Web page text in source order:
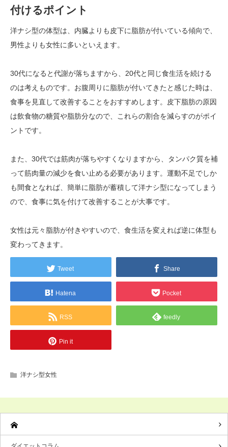
付けるポイント
洋ナシ型の体型は、内臓よりも皮下に脂肪が付いている傾向で、
男性よりも女性に多いといえます。
30代になると代謝が落ちますから、20代と同じ食生活を続ける
のは考えものです。お腹周りに脂肪が付いてきたと感じた時は、
食事を見直して改善することをおすすめします。皮下脂肪の原因
は飲食物の糖質や脂肪分なので、これらの割合を減らすのがポイ
ントです。
また、30代では筋肉が落ちやすくなりますから、タンパク質を補
って筋肉量の減少を食い止める必要があります。運動不足でしか
も間食となれば、簡単に脂肪が蓄積して洋ナシ型になってしまう
ので、食事に気を付けて改善することが大事です。
女性は元々脂肪が付きやすいので、食生活を変えれば逆に体型も
変わってきます。
Tweet Share
Hatena Pocket
RSS feedly
Pin it
洋ナシ型女性